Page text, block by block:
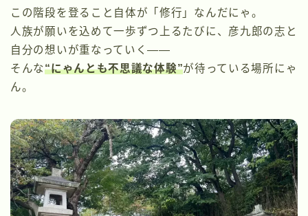
この階段を登ること自体が「修行」なんだにゃ。
人族が願いを込めて一歩ずつ上るたびに、彦九郎の志と
自分の想いが重なっていく――
そんな“にゃんとも不思議な体験”が待っている場所にゃ
ん。